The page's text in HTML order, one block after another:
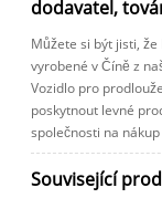
dodavatel,
Můžete si být jisti,
vyrobené v Číně z
Vozidlo pro
poskytnout levné
společnosti na
Související